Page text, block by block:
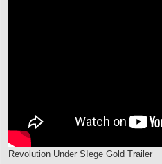
Revolution Under SIege Gold Trailer